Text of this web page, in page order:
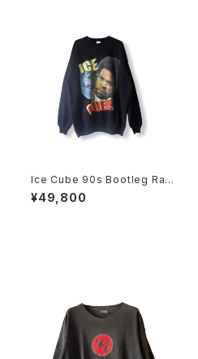
Ice Cube 90s Bootleg Rap
Tee Style Crewneck Swea
tshirt
¥49,800